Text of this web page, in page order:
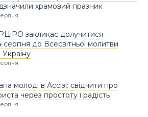
храмовий празник
закликає долучитися
серпня до Всесвітньої молитви
Україну
молоді в Ассізі: свідчити про
через простоту і радість